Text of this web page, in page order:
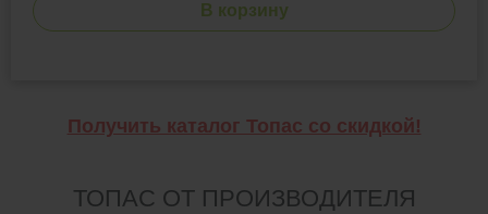
В корзину
Получить каталог Топас со скидкой!
ТОПАС ОТ ПРОИЗВОДИТЕЛЯ